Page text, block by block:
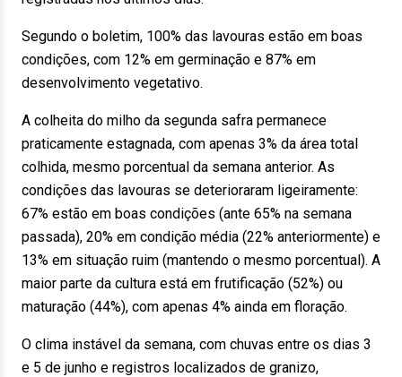
Segundo o boletim, 100% das lavouras estão em boas
condições, com 12% em germinação e 87% em
desenvolvimento vegetativo.
A colheita do milho da segunda safra permanece
praticamente estagnada, com apenas 3% da área total
colhida, mesmo porcentual da semana anterior. As
condições das lavouras se deterioraram ligeiramente:
67% estão em boas condições (ante 65% na semana
passada), 20% em condição média (22% anteriormente) e
13% em situação ruim (mantendo o mesmo porcentual). A
maior parte da cultura está em frutificação (52%) ou
maturação (44%), com apenas 4% ainda em floração.
O clima instável da semana, com chuvas entre os dias 3
e 5 de junho e registros localizados de granizo,